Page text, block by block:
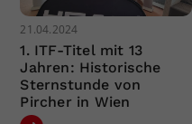
21.04.2024
1. ITF-Titel mit 13
Jahren: Historische
Sternstunde von
Pircher in Wien